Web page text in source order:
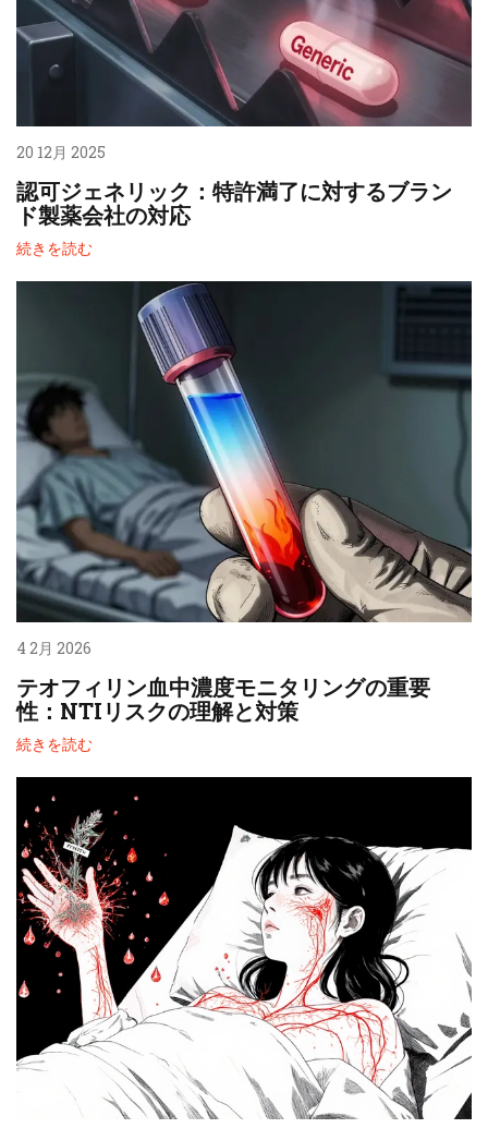
20 12月 2025
認可ジェネリック：特許満了に対するブラン
ド製薬会社の対応
続きを読む
4 2月 2026
テオフィリン血中濃度モニタリングの重要
性：NTIリスクの理解と対策
続きを読む